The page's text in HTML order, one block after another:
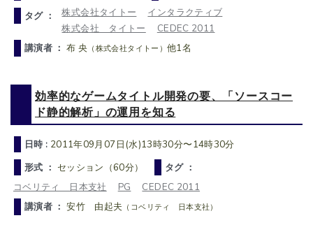
タグ ：
株式会社タイトー
インタラクティブ
株式会社 タイトー
CEDEC 2011
講演者 ：布 央 （株式会社タイトー） 他1名
効率的なゲームタイトル開発の要、「ソースコー
ド静的解析」の運用を知る
日時 : 2011年09月07日(水)13時30分〜14時30分
形式 ： セッション（60分）
タグ ：
コベリティ 日本支社
PG
CEDEC 2011
講演者 ：安竹 由起夫 （コベリティ 日本支社）